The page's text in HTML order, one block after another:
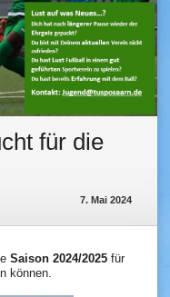
für die
7. Mai 2024
Saison 2024/2025 für
können.